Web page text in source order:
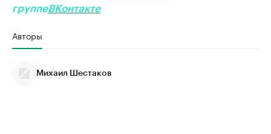
группеВКонтакте
Авторы
Михаил Шестаков